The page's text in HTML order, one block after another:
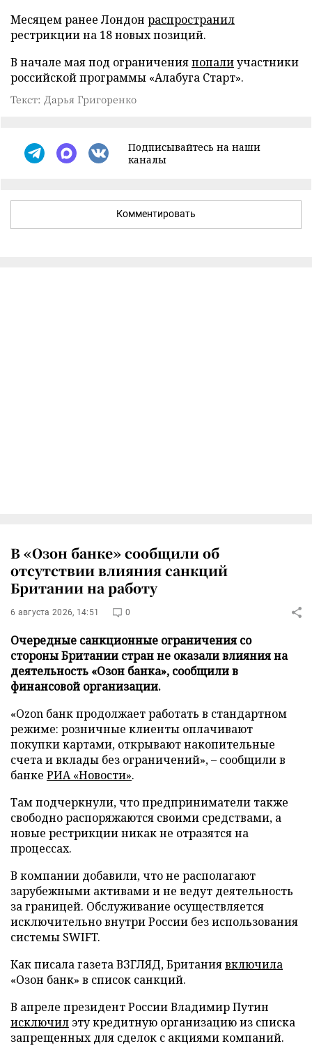
Месяцем ранее Лондон распространил
рестрикции на 18 новых позиций.
В начале мая под ограниченияпопалиучастники
российской программы «Алабуга Старт».
Текст: Дарья Григоренко
Подписывайтесь на наши
каналы
Комментировать
В «Озон банке» сообщили об
отсутствии влияния санкций
Британии на работу
6 августа 2026, 14:51 0
Очередные санкционные ограничения со
стороны Британии стран не оказали влияния на
деятельность «Озон банка», сообщили в
финансовой организации.
«Ozon банк продолжает работать в стандартном
режиме: розничные клиенты оплачивают
покупки картами, открывают накопительные
счета и вклады без ограничений», – сообщили в
банке РИА «Новости».
Там подчеркнули, что предприниматели также
свободно распоряжаются своими средствами, а
новые рестрикции никак не отразятся на
процессах.
В компании добавили, что не располагают
зарубежными активами и не ведут деятельность
за границей. Обслуживание осуществляется
исключительно внутри России без использования
системы SWIFT.
Как писала газета ВЗГЛЯД, Британиявключила
«Озон банк» в список санкций.
В апреле президент России Владимир Путин
исключил эту кредитную организацию из списка
запрещенных для сделок с акциями компаний.